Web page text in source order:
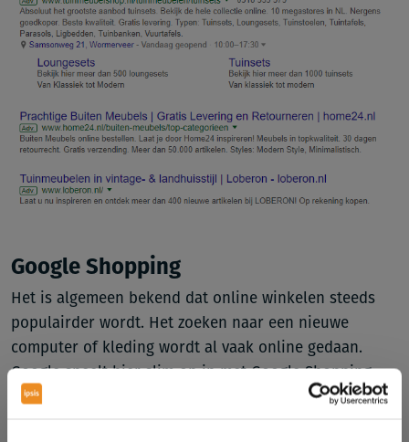
Google Shopping
Het is algemeen bekend dat online winkelen steeds
populairder wordt. Het zoeken naar een nieuwe
computer of kleding wordt al vaak online gedaan.
Google speelt hier slim op in met Google Shopping.
Op die pagina wordt er een afbeelding en prijs